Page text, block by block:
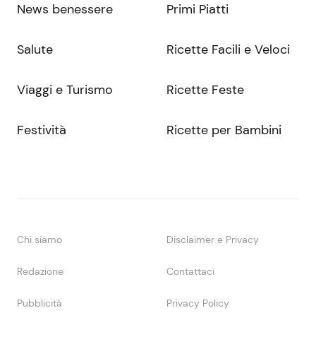
News benessere
Salute
Viaggi e Turismo
Festività
Primi Piatti
Ricette Facili e Veloci
Ricette Feste
Ricette per Bambini
Chi siamo Disclaimer e Privacy
Redazione Contattaci
Pubblicità Privacy Policy